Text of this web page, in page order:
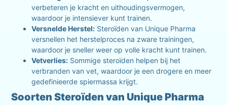
verbeteren je kracht en uithoudingsvermogen,
waardoor je intensiever kunt trainen.
Versnelde Herstel: Steroïden van Unique Pharma
versnellen het herstelproces na zware trainingen,
waardoor je sneller weer op volle kracht kunt trainen.
Vetverlies: Sommige steroïden helpen bij het
verbranden van vet, waardoor je een drogere en meer
gedefinieerde spiermassa krijgt.
Soorten Steroïden van Unique Pharma